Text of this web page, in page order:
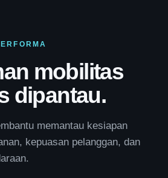
mobilitas
dipantau.
memantau kesiapan
kepuasan pelanggan, dan